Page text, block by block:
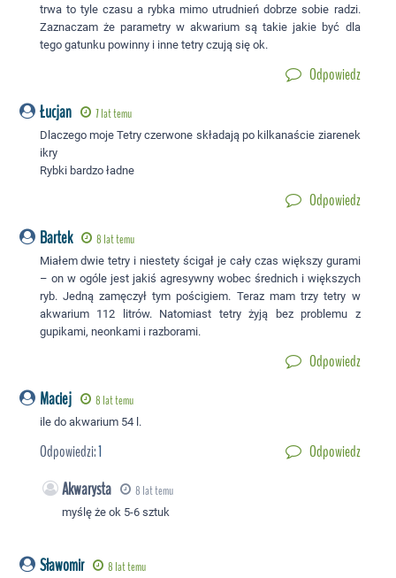
trwa to tyle czasu a rybka mimo utrudnień dobrze sobie radzi.
Zaznaczam że parametry w akwarium są takie jakie być dla
tego gatunku powinny i inne tetry czują się ok.
Odpowiedz
Łucjan 7 lat temu
Dlaczego moje Tetry czerwone składają po kilkanaście ziarenek
ikry
Rybki bardzo ładne
Odpowiedz
Bartek 8 lat temu
Miałem dwie tetry i niestety ścigał je cały czas większy gurami
– on w ogóle jest jakiś agresywny wobec średnich i większych
ryb. Jedną zamęczył tym pościgiem. Teraz mam trzy tetry w
akwarium 112 litrów. Natomiast tetry żyją bez problemu z
gupikami, neonkami i razborami.
Odpowiedz
Maciej 8 lat temu
ile do akwarium 54 l.
Odpowiedzi:1 Odpowiedz
Akwarysta 8 lat temu
myślę że ok 5-6 sztuk
Sławomir 8 lat temu